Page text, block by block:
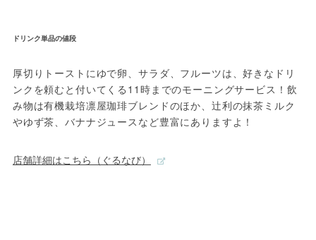
ドリンク単品の値段
厚切りトーストにゆで卵、サラダ、フルーツは、好きなドリ
ンクを頼むと付いてくる11時までのモーニングサービス！飲
み物は有機栽培凛屋珈琲ブレンドのほか、辻利の抹茶ミルク
やゆず茶、バナナジュースなど豊富にありますよ！
店舗詳細はこちら（ぐるなび）